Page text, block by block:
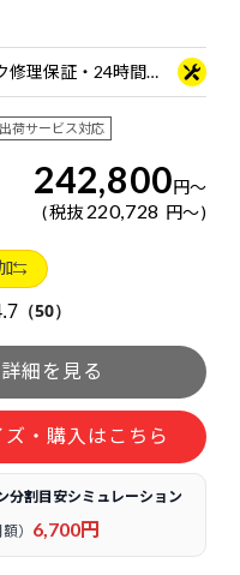
3年間センドバック修理保証・24時間×365日電話サポート
荷サービス対応
242,800円～
税抜 220,728 円～
（50）
ズ・購入はこちら
分割目安シミュレーション
） 6,700円